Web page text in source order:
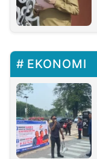
EKONOMI